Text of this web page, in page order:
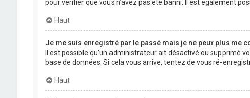
pour vérifier que vous n’avez pas été banni. Il est également
Haut
Je me suis enregistré par le passé mais je ne peux plus me
Il est possible qu’un administrateur ait désactivé ou
base de données. Si cela vous arrive, tentez de vous ré-
Haut